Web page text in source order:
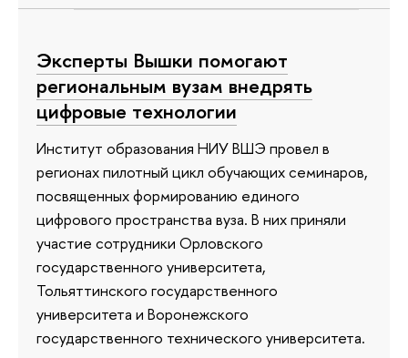
Эксперты Вышки помогают
региональным вузам внедрять
цифровые технологии
Институт образования НИУ ВШЭ провел в
регионах пилотный цикл обучающих семинаров,
посвященных формированию единого
цифрового пространства вуза. В них приняли
участие сотрудники Орловского
государственного университета,
Тольяттинского государственного
университета и Воронежского
государственного технического университета.